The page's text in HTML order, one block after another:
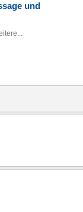
und